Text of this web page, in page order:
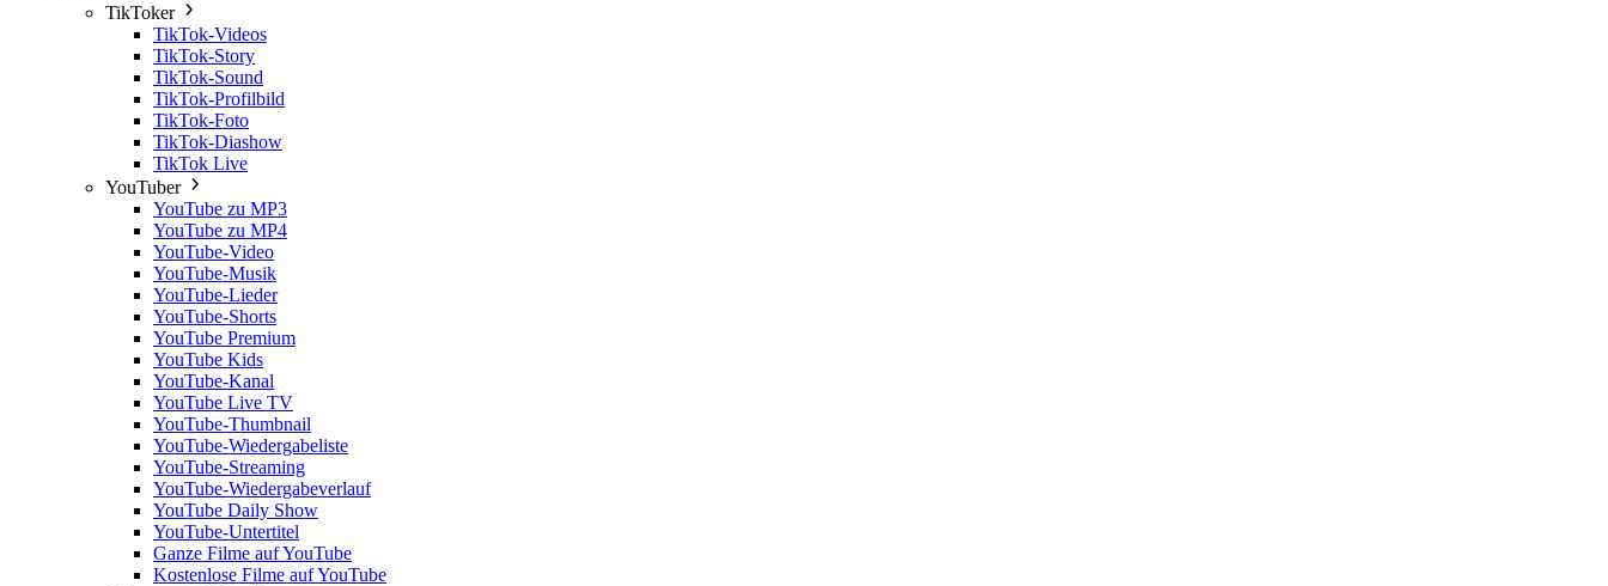
TikToker
TikTok-Videos
TikTok-Story
TikTok-Sound
TikTok-Profilbild
TikTok-Foto
TikTok-Diashow
TikTok Live
YouTuber
YouTube zu MP3
YouTube zu MP4
YouTube-Video
YouTube-Musik
YouTube-Lieder
YouTube-Shorts
YouTube Premium
YouTube Kids
YouTube-Kanal
YouTube Live TV
YouTube-Thumbnail
YouTube-Wiedergabeliste
YouTube-Streaming
YouTube-Wiedergabeverlauf
YouTube Daily Show
YouTube-Untertitel
Ganze Filme auf YouTube
Kostenlose Filme auf YouTube